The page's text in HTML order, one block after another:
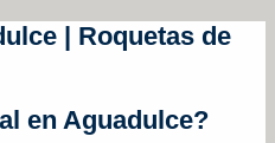
| Roquetas de
en Aguadulce?